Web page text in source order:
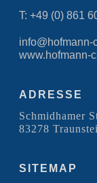
T: +49 (0) 861
info@hofmann-
www.hofmann-
ADRESSE
Schmidhamer
83278
SITEMAP